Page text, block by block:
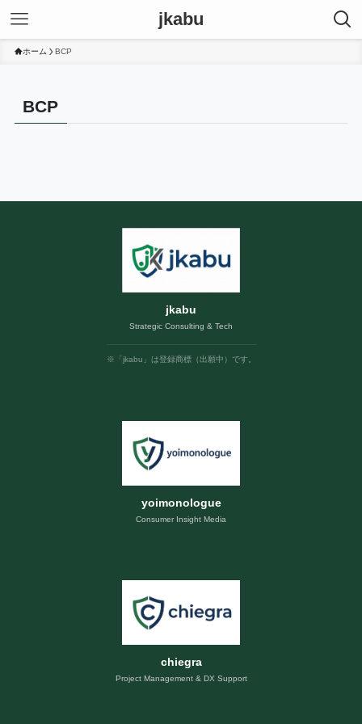
jkabu
ホーム BCP
BCP
jkabu
Strategic Consulting & Tech
※「jkabu」は登録商標（出願中）です。
yoimonologue
Consumer Insight Media
chiegra
Project Management & DX Support